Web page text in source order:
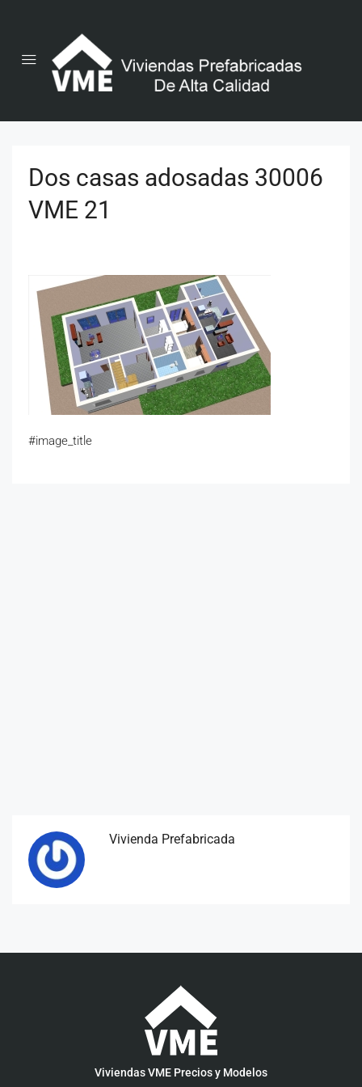
Dos casas adosadas 30006
VME 21
#image_title
Vivienda Prefabricada
Viviendas VME Precios y Modelos